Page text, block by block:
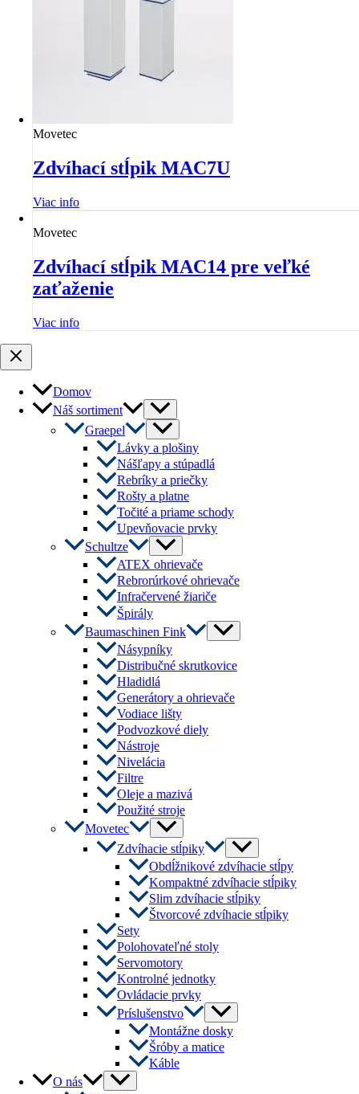
Movetec
Zdvíhací stĺpik MAC7U
Viac info
Movetec
Zdvíhací stĺpik MAC14 pre veľké
zaťaženie
Viac info
Domov
Náš sortiment
Menu
Toggle
Graepel
Menu
Toggle
Lávky a plošiny
Nášľapy a stúpadlá
Rebríky a priečky
Rošty a platne
Točité a priame schody
Upevňovacie prvky
Schultze
Menu
Toggle
ATEX ohrievače
Rebrorúrkové ohrievače
Infračervené žiariče
Špirály
Baumaschinen Fink
Menu
Toggle
Násypníky
Distribučné skrutkovice
Hladidlá
Generátory a ohrievače
Vodiace lišty
Podvozkové diely
Nástroje
Nivelácia
Filtre
Oleje a mazivá
Použité stroje
Movetec
Menu
Toggle
Zdvíhacie stĺpiky
Menu
Toggle
Obdĺžnikové zdvíhacie stĺpy
Kompaktné zdvíhacie stĺpiky
Slim zdvíhacie stĺpiky
Štvorcové zdvíhacie stĺpiky
Sety
Polohovateľné stoly
Servomotory
Kontrolné jednotky
Ovládacie prvky
Príslušenstvo
Menu
Toggle
Montážne dosky
Šróby a matice
Káble
O nás
Menu
Toggle